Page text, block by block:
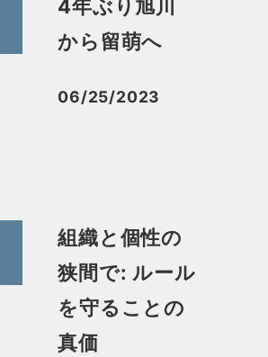
4年ぶり旭川
から留萌へ
投稿日
06/25/2023
組織と個性の
狭間で: ルール
を守ることの
真価